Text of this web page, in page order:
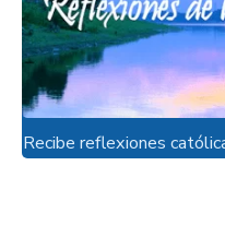
Recibe reflexiones